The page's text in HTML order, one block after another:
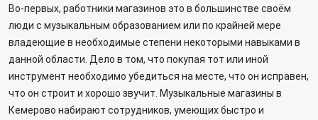
Во-первых, работники магазинов это в большинстве своём
люди с музыкальным образованием или по крайней мере
владеющие в необходимые степени некоторыми навыками в
данной области. Дело в том, что покупая тот или иной
инструмент необходимо убедиться на месте, что он исправен,
что он строит и хорошо звучит. Музыкальные магазины в
Кемерово набирают сотрудников, умеющих быстро и